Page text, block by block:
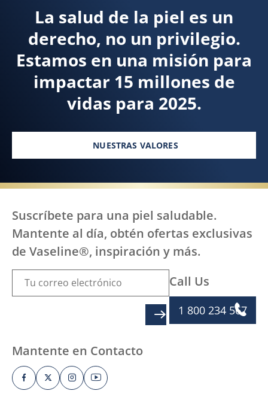
La salud de la piel es un
derecho, no un privilegio.
Estamos en una misión para
impactar 15 millones de
vidas para 2025.
NUESTRAS VALORES
Suscríbete para una piel saludable.
Mantente al día, obtén ofertas exclusivas
de Vaseline®, inspiración y más.
Call Us
1 800 234 567
Mantente en Contacto